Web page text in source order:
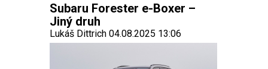
Subaru Forester e-Boxer –
Jiný druh
Lukáš Dittrich 04.08.2025 13:06